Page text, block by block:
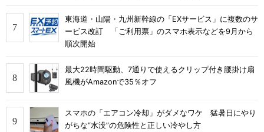
東海道・山陽・九州新幹線の「EXサービス」に複数のサ
ービス改訂 「ご利用票」のスマホ表示などを9月から
順次開始
最大22時間駆動、7通りで使えるクリップ付き腰掛け扇
風機がAmazonで35％オフ
スマホの「エアコン冷却」がダメなワケ 猛暑日にやり
がちな“水没”の危険性と正しい冷やし方